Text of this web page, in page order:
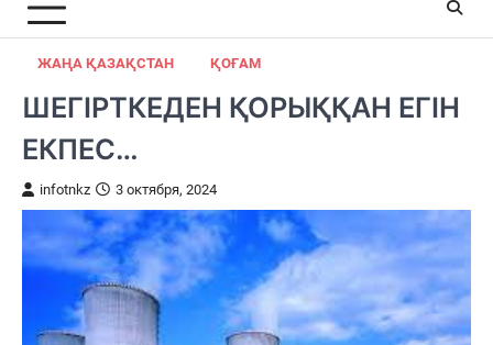
ЖАҢА ҚАЗАҚСТАН ҚОҒАМ
ШЕГІРТКЕДЕН ҚОРЫҚҚАН ЕГІН
ЕКПЕС…
infotnkz 3 октября, 2024